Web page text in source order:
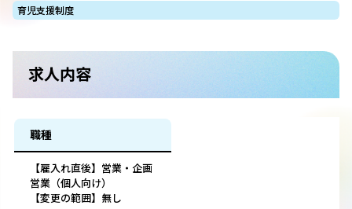
育児支援制度
求人内容
職種
【雇入れ直後】営業・企画
営業（個人向け）
【変更の範囲】無し